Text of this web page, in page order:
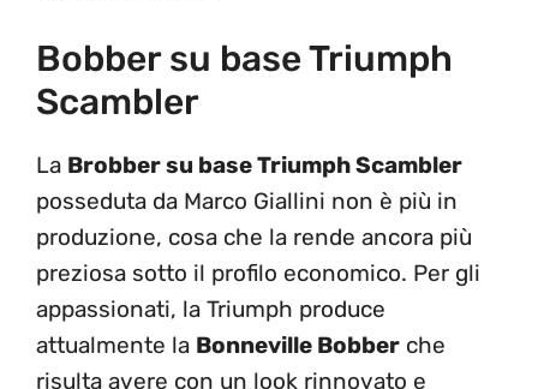
Bobber su base Triumph
Scambler
La Brobber su base Triumph Scambler
posseduta da Marco Giallini non è più in
produzione, cosa che la rende ancora più
preziosa sotto il profilo economico. Per gli
appassionati, la Triumph produce
attualmente la Bonneville Bobber che
risulta avere con un look rinnovato e